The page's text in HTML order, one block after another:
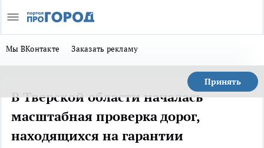
Мы ВКонтакте Заказать рекламу
Принять
В Тверской области началась
масштабная проверка дорог,
находящихся на гарантии